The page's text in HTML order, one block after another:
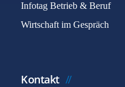
Infotag Betrieb & Beruf
Wirtschaft im Gespräch
Kontakt